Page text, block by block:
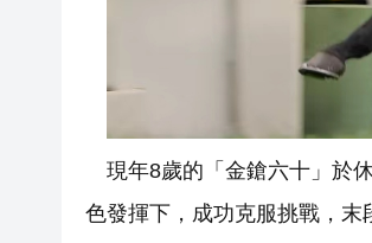
現年8歲的「金鎗六十」於
色發揮下，成功克服挑戰，